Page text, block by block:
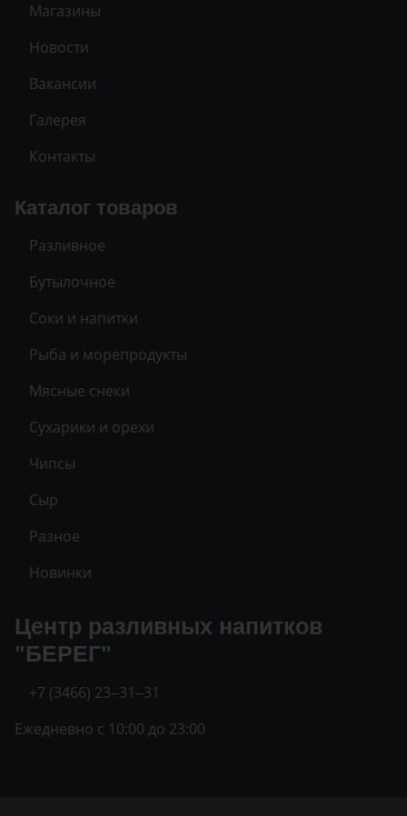
Магазины
Новости
Вакансии
Галерея
Контакты
Каталог товаров
Разливное
Бутылочное
Соки и напитки
Рыба и морепродукты
Мясные снеки
Сухарики и орехи
Чипсы
Сыр
Разное
Новинки
Центр разливных напитков
"БЕРЕГ"
+7 (3466) 23‒31‒31
Ежедневно с 10:00 до 23:00